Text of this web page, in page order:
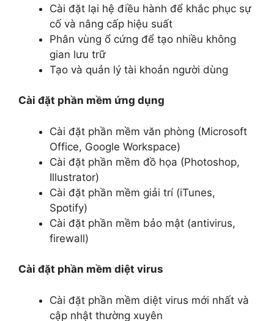
Cài đặt lại hệ điều hành để khắc phục sự
cố và nâng cấp hiệu suất
Phân vùng ổ cứng để tạo nhiều không
gian lưu trữ
Tạo và quản lý tài khoản người dùng
Cài đặt phần mềm ứng dụng
Cài đặt phần mềm văn phòng (Microsoft
Office, Google Workspace)
Cài đặt phần mềm đồ họa (Photoshop,
Illustrator)
Cài đặt phần mềm giải trí (iTunes,
Spotify)
Cài đặt phần mềm bảo mật (antivirus,
firewall)
Cài đặt phần mềm diệt virus
Cài đặt phần mềm diệt virus mới nhất và
cập nhật thường xuyên